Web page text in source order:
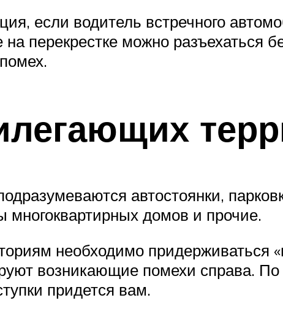
если водитель встречного
перекрестке можно разъехаться
автостоянки,
многоквартирных домов и прочие.
необходимо придерживаться
возникающие помехи справа. По
придется вам.